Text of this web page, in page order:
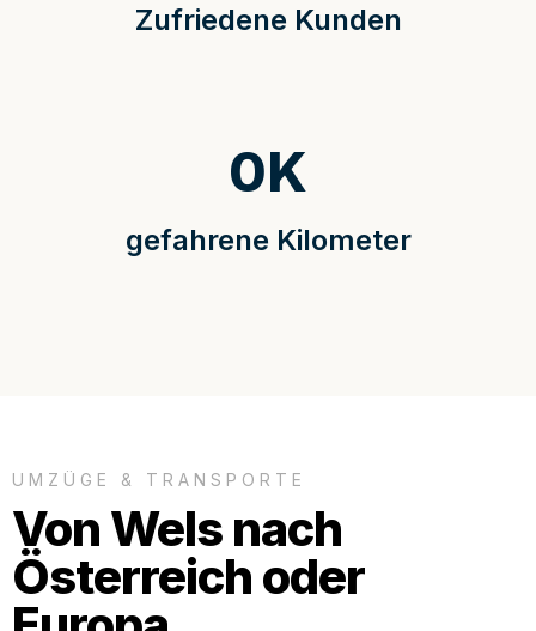
Zufriedene Kunden
gefahrene Kilometer
0K
UMZÜGE & TRANSPORTE
Von Wels nach
Österreich oder